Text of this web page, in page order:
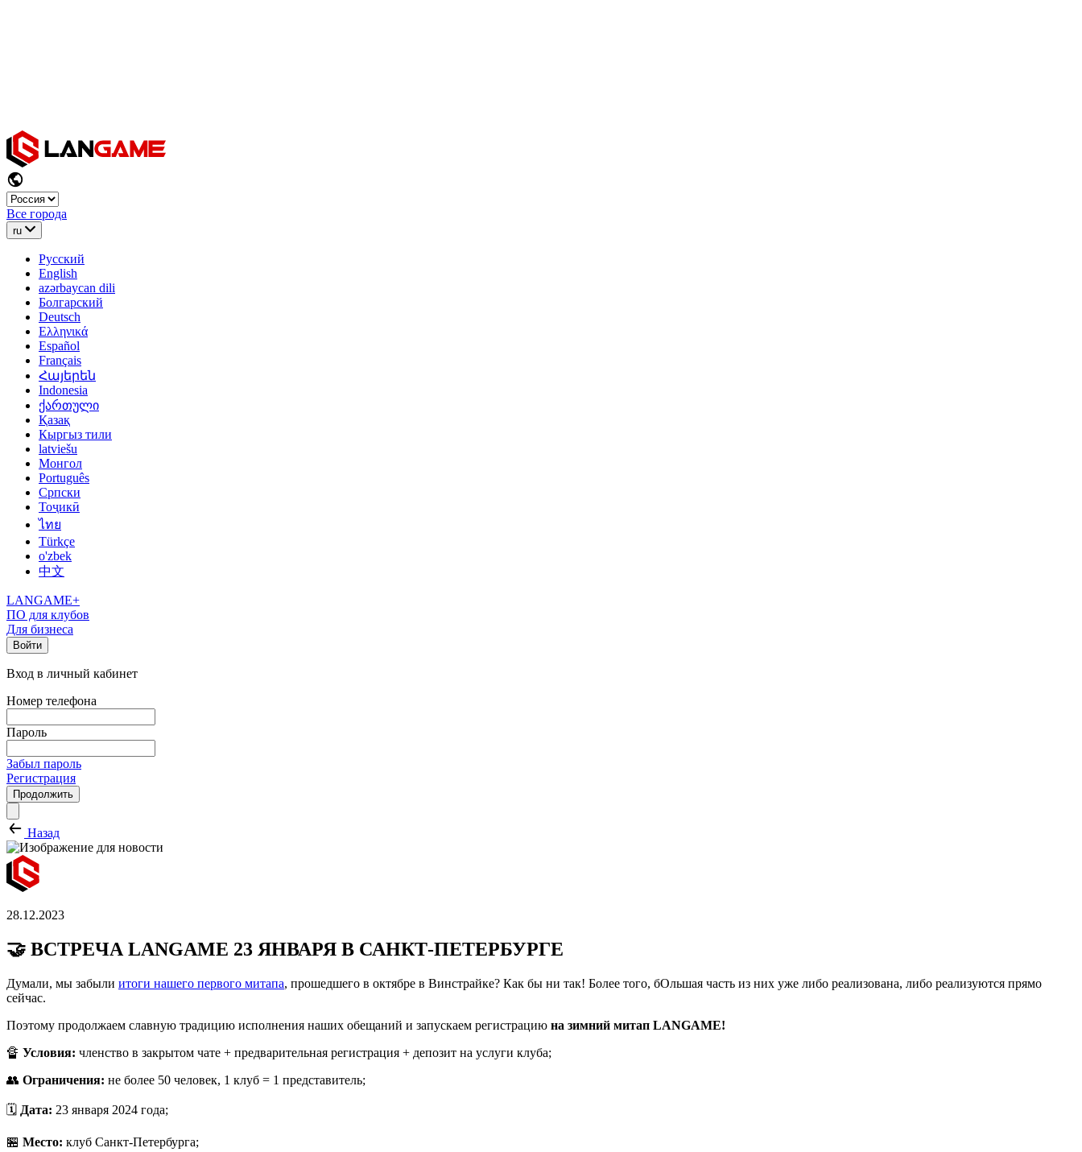
Все города
ru
Русский
English
azərbaycan dili
Болгарский
Deutsch
Ελληνικά
Español
Français
Հայերեն
Indonesia
ქართული
Қазақ
Кыргыз тили
latviešu
Монгол
Português
Српски
Тоҷикӣ
ไทย
Türkçe
o'zbek
中文
LANGAME+
ПО для клубов
Для бизнеса
Войти
Вход в личный кабинет
Номер телефона
Пароль
Забыл пароль
Регистрация
Продолжить
Назад
28.12.2023
🤝 ВСТРЕЧА LANGAME 23 ЯНВАРЯ В САНКТ-ПЕТЕРБУРГЕ
Думали, мы забыли итоги нашего первого митапа, прошедшего в октябре в Винстрайке? Как бы ни так! Более того, бОльшая часть из них уже либо реализована, либо реализуются прямо
сейчас.
Поэтому продолжаем славную традицию исполнения наших обещаний и запускаем регистрацию на зимний митап LANGAME!
🔏 Условия: членство в закрытом чате + предварительная регистрация + депозит на услуги клуба;
👥 Ограничения: не более 50 человек, 1 клуб = 1 представитель;
🗓 Дата: 23 января 2024 года;
🏪 Место: клуб Санкт-Петербурга;